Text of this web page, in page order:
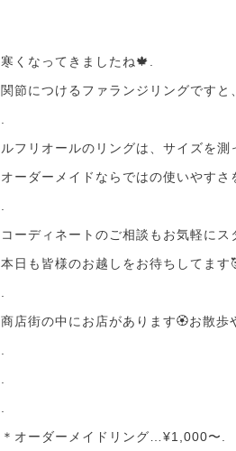
寒くなってきましたね🍁.
関節につけるファランジリングです
ルフリオールのリングは、サイズを
オーダーメイドならではの使いやすさ
コーディネートのご相談もお気軽にス
本日も皆様のお越しをお待ちしてます
商店街の中にお店があります🏵️お散歩
＊オーダーメイドリング…¥1,000〜.